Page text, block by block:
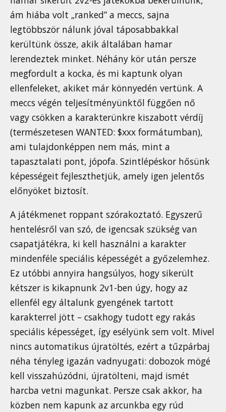
ám hiába volt „ranked” a meccs, sajna
legtöbbször nálunk jóval táposabbakkal
kerültünk össze, akik általában hamar
lerendeztek minket. Néhány kör után persze
megfordult a kocka, és mi kaptunk olyan
ellenfeleket, akiket már könnyedén vertünk. A
meccs végén teljesítményünktől függően nő
vagy csökken a karakterünkre kiszabott vérdíj
(természetesen WANTED: $xxx formátumban),
ami tulajdonképpen nem más, mint a
tapasztalati pont, jópofa. Szintlépéskor hősünk
képességeit fejleszthetjük, amely igen jelentős
előnyöket biztosít.
A játékmenet roppant szórakoztató. Egyszerű
hentelésről van szó, de igencsak szükség van
csapatjátékra, ki kell használni a karakter
mindenféle speciális képességét a győzelemhez.
Ez utóbbi annyira hangsúlyos, hogy sikerült
kétszer is kikapnunk 2v1-ben úgy, hogy az
ellenfél egy általunk gyengének tartott
karakterrel jött – csakhogy tudott egy rakás
speciális képességet, így esélyünk sem volt. Mivel
nincs automatikus újratöltés, ezért a tűzpárbaj
néha tényleg igazán vadnyugati: dobozok mögé
kell visszahúzódni, újratölteni, majd ismét
harcba vetni magunkat. Persze csak akkor, ha
közben nem kapunk az arcunkba egy rúd